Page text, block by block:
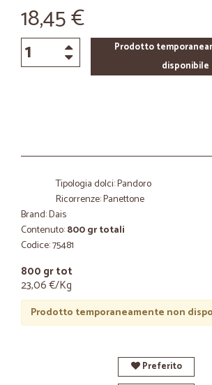
18,45 €
Prodotto
disponibile
Tipologia dolci: Pandoro
Ricorrenze: Panettone
Brand: Dais
Contenuto:800 gr totali
Codice: 75481
800 gr tot
23,06 €/Kg
Prodotto temporaneamente non
Preferito